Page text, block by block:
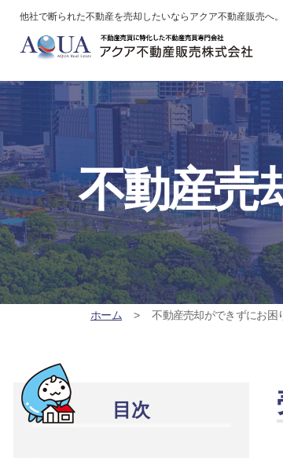
他社で断られた不動産を売却したいならアクア不動産販売へ
不動産売
ホーム 不動産売却ができずにお困
目次